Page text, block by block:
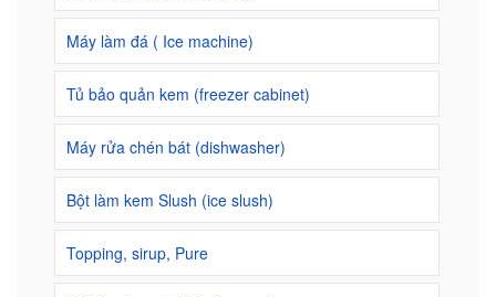
Máy làm đá ( Ice machine)
Tủ bảo quản kem (freezer cabinet)
Máy rửa chén bát (dishwasher)
Bột làm kem Slush (ice slush)
Topping, sirup, Pure